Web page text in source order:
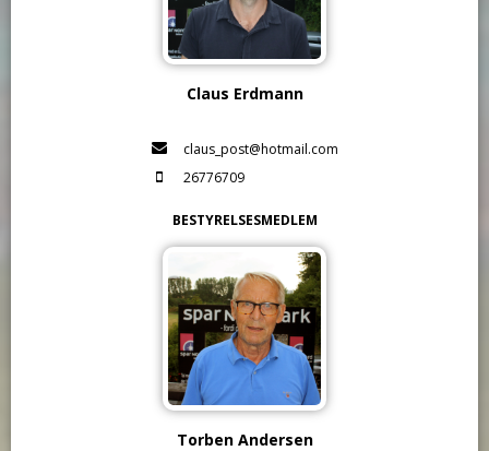
Claus Erdmann
claus_post@hotmail.com
26776709
BESTYRELSESMEDLEM
Torben Andersen